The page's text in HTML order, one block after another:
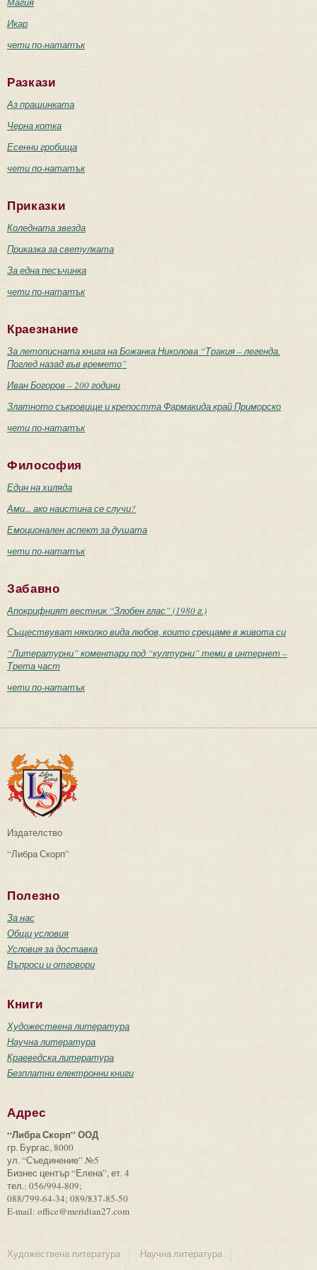
Икар
чети по-нататък
Разкази
Аз прашинката
Черна котка
Есенни гробища
чети по-нататък
Приказки
Коледната звезда
Приказка за светулката
За една песъчинка
чети по-нататък
Краезнание
За летописната книга на Божанка Николова “Тракия – легенда.
Поглед назад във времето”
Иван Богоров – 200 години
Златното съкровище и крепостта Фармакида край Приморско
чети по-нататък
Философия
Един на хиляда
Ами... ако наистина се случи?
Емоционален аспект за душата
чети по-нататък
Забавно
Апокрифният вестник “Злобен глас” (1980 г.)
Съществуват няколко вида любов, които срещаме в живота си
“Литературни” коментари под “културни” теми в интернет –
Трета част
чети по-нататък
Издателство
“Либра Скорп”
Полезно
За нас
Общи условия
Условия за доставка
Въпроси и отговори
Книги
Художествена литература
Научна литература
Краеведска литература
Безплатни електронни книги
Адрес
“Либра Скорп” ООД
гр. Бургас, 8000
ул. “Съединение” №5
Бизнес център “Елена”, ет. 4
тел.: 056/994-809;
088/799-64-34; 089/837-85-50
E-mail: office@meridian27.com
Художествена литература
Научна литература